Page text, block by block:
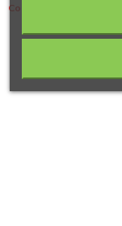
Contiene 3 articoli